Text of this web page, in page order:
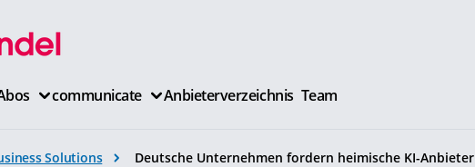
communicate Anbieterverzeichnis Team
Solutions Deutsche Unternehmen fordern heimische KI-Anbieter